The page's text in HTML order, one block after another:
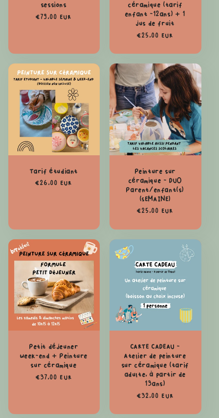
sessions
Prix
€79,00 EUR
céramique (tarif
enfant -12ans) + 1
jus de fruit
Prix
€25,00 EUR
Tarif étudiant
Prix
€26,00 EUR
Peinture sur
céramique - DUO
Parent/enfant(s)
(SEMAINE)
Prix
€25,00 EUR
Petit déjeuner
week-end + Peinture
sur céramique
Prix
€37,00 EUR
CARTE CADEAU -
Atelier de peinture
sur céramique (tarif
adulte, à partir de
13ans)
Prix
€32,00 EUR